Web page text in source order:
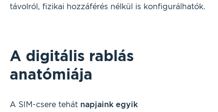
távolról, fizikai hozzáférés nélkül is konfigurálhatók.
A digitális rablás
anatómiája
A SIM-csere tehát napjaink egyik